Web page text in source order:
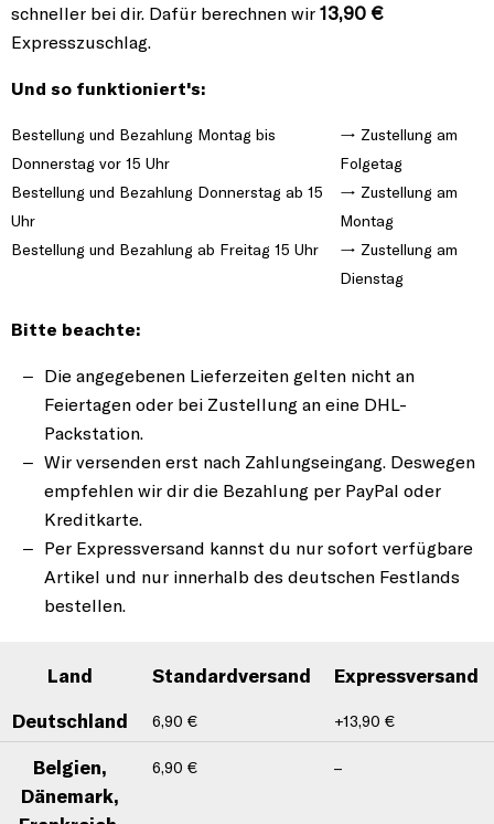
schneller bei dir. Dafür berechnen wir 13,90 €
Expresszuschlag.
Und so funktioniert's:
Bestellung und Bezahlung Montag bis
Donnerstag vor 15 Uhr
→ Zustellung am
Folgetag
Bestellung und Bezahlung Donnerstag ab 15
Uhr
→ Zustellung am
Montag
Bestellung und Bezahlung ab Freitag 15 Uhr
→ Zustellung am
Dienstag
Bitte beachte:
Die angegebenen Lieferzeiten gelten nicht an
Feiertagen oder bei Zustellung an eine DHL-
Packstation.
Wir versenden erst nach Zahlungseingang. Deswegen
empfehlen wir dir die Bezahlung per PayPal oder
Kreditkarte.
Per Expressversand kannst du nur sofort verfügbare
Artikel und nur innerhalb des deutschen Festlands
bestellen.
nach
Land Standardversand
Expressversand
Deutschland
6,90 € +13,90 €
Belgien,
Dänemark,
6,90 € –